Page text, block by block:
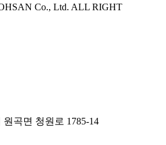
Co., Ltd. ALL RIGHT
곡면 청원로 1785-14